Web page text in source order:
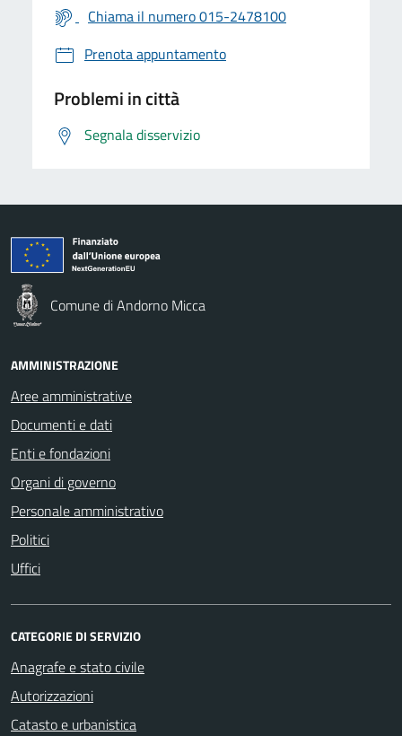
Chiama il numero 015-2478100
Prenota appuntamento
Problemi in città
Segnala disservizio
Comune di Andorno Micca
AMMINISTRAZIONE
Aree amministrative
Documenti e dati
Enti e fondazioni
Organi di governo
Personale amministrativo
Politici
Uffici
CATEGORIE DI SERVIZIO
Anagrafe e stato civile
Autorizzazioni
Catasto e urbanistica